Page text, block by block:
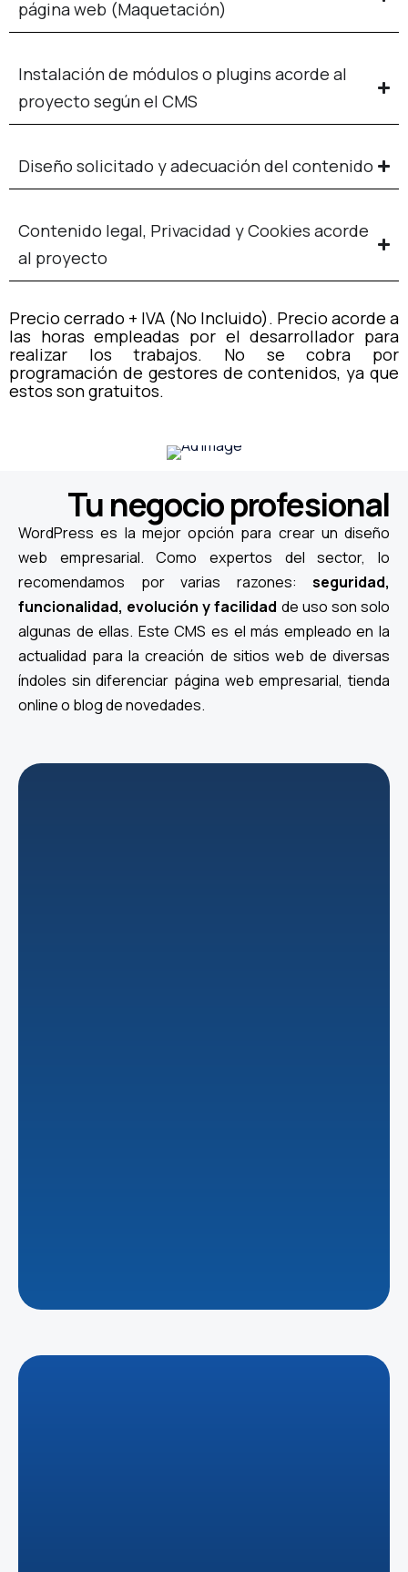
página web (Maquetación)
Instalación de módulos o plugins acorde al
proyecto según el CMS
Diseño solicitado y adecuación del contenido
Contenido legal, Privacidad y Cookies acorde
al proyecto
Precio cerrado + IVA (No Incluido). Precio acorde a
las horas empleadas por el desarrollador para
realizar los trabajos. No se cobra por
programación de gestores de contenidos, ya que
estos son gratuitos.
Tu negocio profesional
WordPress es la mejor opción para crear un diseño
web empresarial. Como expertos del sector, lo
recomendamos por varias razones: seguridad,
funcionalidad, evolución y facilidad de uso son solo
algunas de ellas. Este CMS es el más empleado en la
actualidad para la creación de sitios web de diversas
índoles sin diferenciar página web empresarial, tienda
online o blog de novedades.